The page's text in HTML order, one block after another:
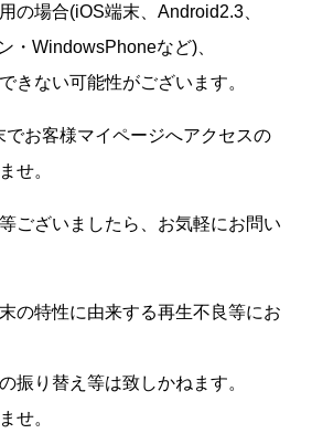
の場合(iOS端末、Android2.3、
・WindowsPhoneなど)、
きない可能性がございます。
お客様マイページへアクセスの
せ。
ございましたら、お気軽にお問い
の特性に由来する再生不良等にお
振り替え等は致しかねます。
せ。